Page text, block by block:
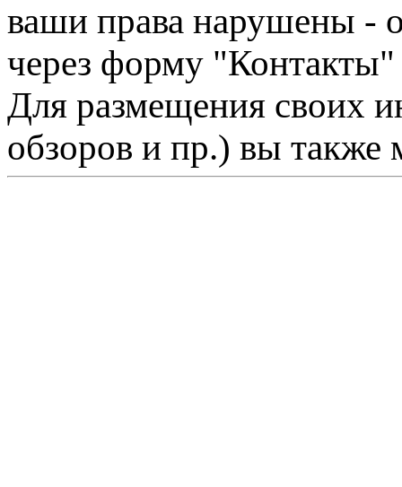
ваши права нарушены -
через форму "Контакты"
Для размещения своих
обзоров и пр.) вы также